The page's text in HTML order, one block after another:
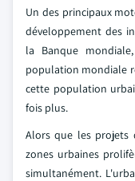
Un des principaux
développement des
la Banque
population mondiale
cette population
fois plus.
Alors que les projets
zones urbaines
simultanément.